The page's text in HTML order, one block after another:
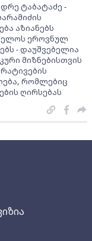
ტაბატაძე -
აზიანებს
ეროვნულ
- დაუშვებელია
მიზნებისთვის
რომლებიც
ღირსებას